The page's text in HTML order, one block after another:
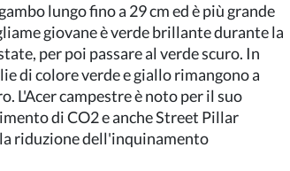
lungo fino a 29 cm ed è più grande
giovane è verde brillante durante la
per poi passare al verde scuro. In
di colore verde e giallo rimangono a
L'Acer campestre è noto per il suo
di CO2 e anche Street Pillar
riduzione dell'inquinamento